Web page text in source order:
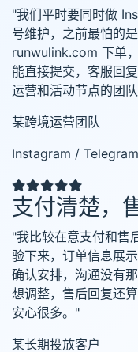
"我们平时要同时做
号维护，之前最怕的
runwulink.com 下单
能直接提交，客服回
运营和活动节点的团
某跨境运营团队
Instagram /
支付清楚，
"我比较在意支付和售
验下来，订单信息展
确认安排，沟通没有
想调整，售后回复还
安心很多。"
某长期投放客户